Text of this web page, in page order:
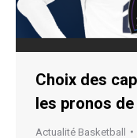
Choix des
les pronos
Actualité Basketball